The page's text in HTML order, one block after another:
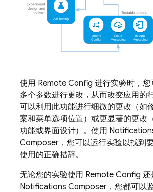
使用 Remote Config 进行实验时，
多个参数进行更改，从而改变应用的
可以利用此功能进行细微的更改（如
案和菜单选项位置）或更显著的更改
功能或界面设计）。使用
Composer，您可以运行实验以找到
使用的正确措辞。
无论您的实验使用 Remote Config 还
Notifications Composer，您都可以